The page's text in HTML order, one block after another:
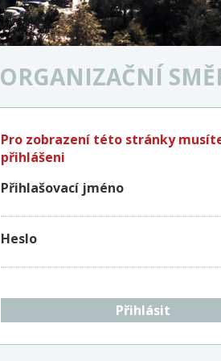
ORGANIZAČNÍ
Pro zobrazení této stránky
přihlášeni
Přihlašovací jméno
Heslo